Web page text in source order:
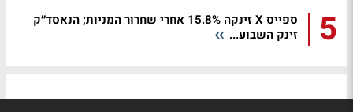
5
ספייס X זינקה 15.8% אחרי שחרור המניות; הנאסד״ק
זינק השבוע...